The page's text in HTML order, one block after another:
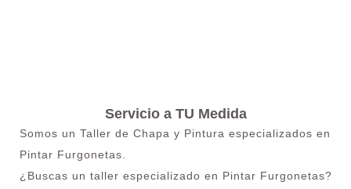
Servicio a TU Medida
Somos un Taller de Chapa y Pintura especializados en
Pintar Furgonetas.
¿Buscas un taller especializado en Pintar Furgonetas?